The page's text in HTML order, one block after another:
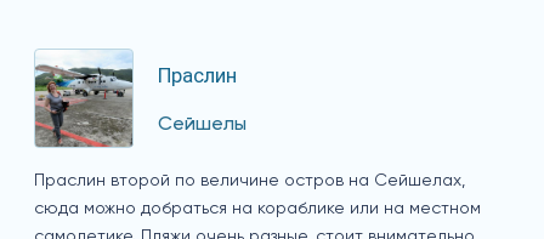
Праслин
Сейшелы
Праслин второй по величине остров на Сейшелах,
сюда можно добраться на кораблике или на местном